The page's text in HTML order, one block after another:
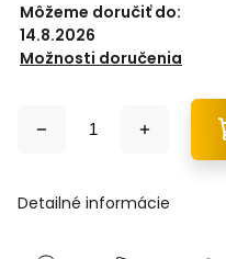
Môžeme doručiť do:
14.8.2026
Možnosti doručenia
Detailné informácie